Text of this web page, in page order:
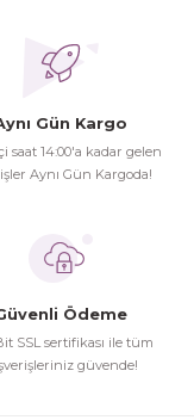
Gün Kargo
saat 14:00'a kadar gelen
Aynı Gün Kargoda!
Ödeme
SSL sertifikası ile tüm
güvende!